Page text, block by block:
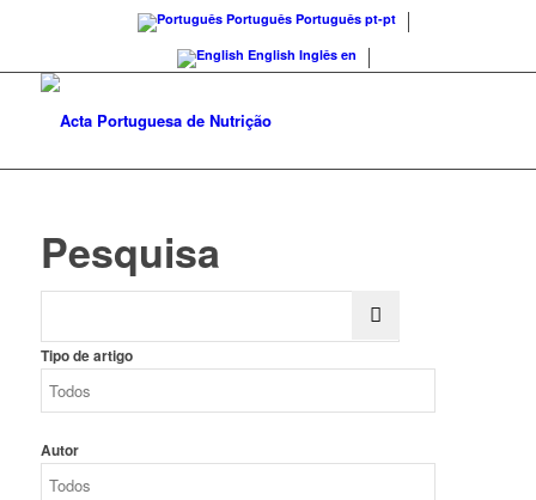
Português Português pt-pt
English Inglês en
Pesquisa
Tipo de artigo
Autor